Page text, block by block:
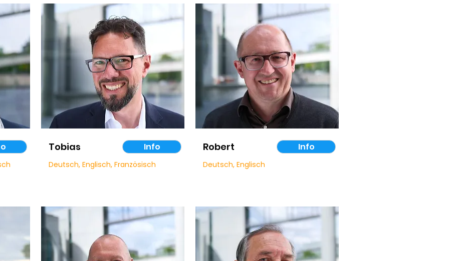
Info
Tobias
Deutsch, Englisch, Französisch
Info
Robert
Deutsch, Englisch